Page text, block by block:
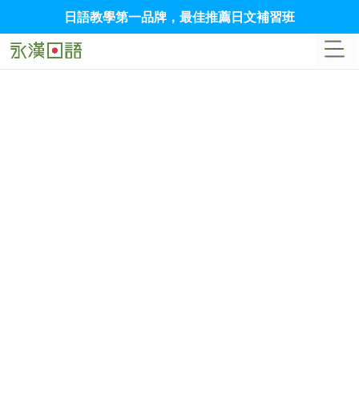
日語教學第一品牌，最佳推薦日文補習班